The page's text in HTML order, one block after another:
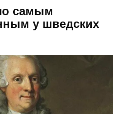
самым
у шведских